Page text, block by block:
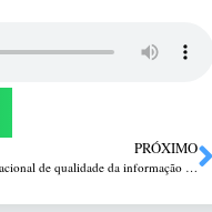
PRÓXIMO
Sertão conquista Selo Nota A em ranking nacional de qualidade da informação contábil e fiscal